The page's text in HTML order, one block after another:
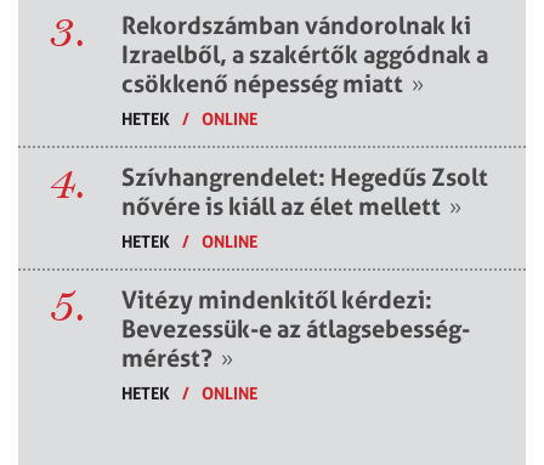
3.
Rekordszámban vándorolnak ki
Izraelből, a szakértők aggódnak a
csökkenő népesség miatt »
HETEK / ONLINE
4.
Szívhangrendelet: Hegedűs Zsolt
nővére is kiáll az élet mellett »
HETEK / ONLINE
5.
Vitézy mindenkitől kérdezi:
Bevezessük-e az átlagsebesség-
mérést? »
HETEK / ONLINE